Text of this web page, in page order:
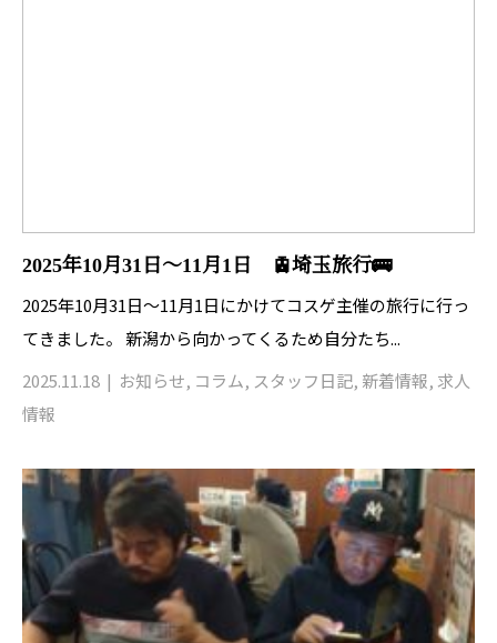
2025年10月31日～11月1日 🚊埼玉旅行🚌
2025年10月31日～11月1日にかけてコスゲ主催の旅行に行っ
てきました。 新潟から向かってくるため自分たち...
2025.11.18
お知らせ, コラム, スタッフ日記, 新着情報, 求人
情報